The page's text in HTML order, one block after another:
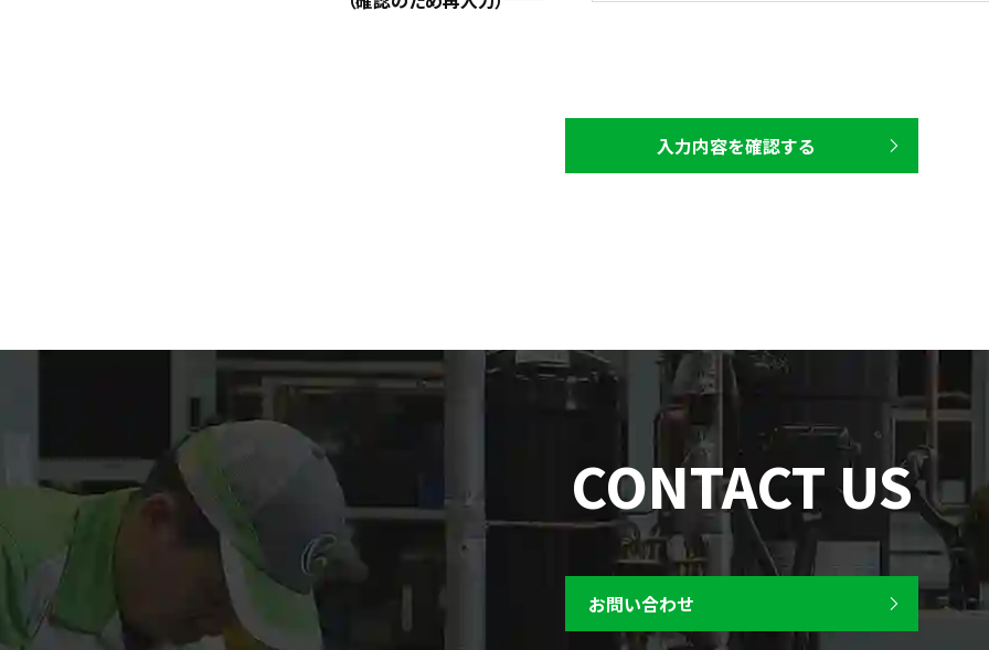
入力内容を確認する
CONTACT US
お問い合わせ